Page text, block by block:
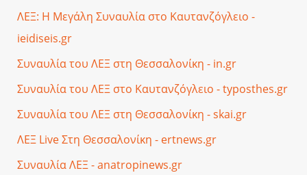
ΛΕΞ: Η Μεγάλη Συναυλία στο Καυτανζόγλειο -
ieidiseis.gr
Συναυλία του ΛΕΞ στη Θεσσαλονίκη - in.gr
Συναυλία του ΛΕΞ στο Καυτανζόγλειο - typosthes.gr
Συναυλία του ΛΕΞ στη Θεσσαλονίκη - skai.gr
ΛΕΞ Live Στη Θεσσαλονίκη - ertnews.gr
Συναυλία ΛΕΞ - anatropinews.gr